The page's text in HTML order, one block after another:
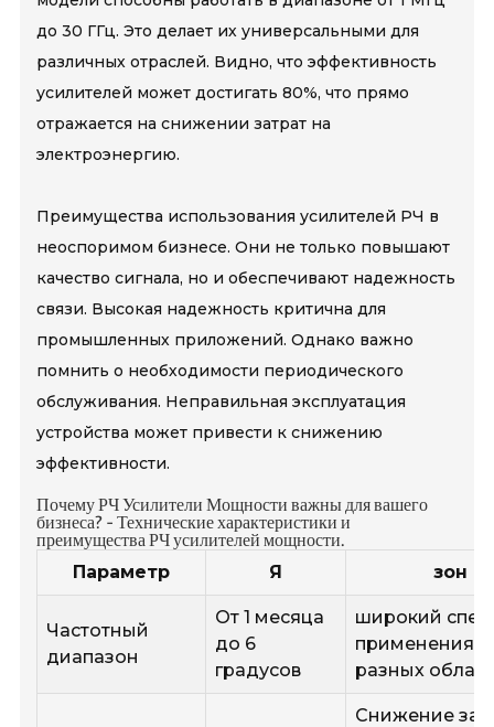
до 30 ГГц. Это делает их универсальными для
различных отраслей. Видно, что эффективность
усилителей может достигать 80%, что прямо
отражается на снижении затрат на
электроэнергию.
Преимущества использования усилителей РЧ в
неоспоримом бизнесе. Они не только повышают
качество сигнала, но и обеспечивают надежность
связи. Высокая надежность критична для
промышленных приложений. Однако важно
помнить о необходимости периодического
обслуживания. Неправильная эксплуатация
устройства может привести к снижению
эффективности.
Почему РЧ Усилители Мощности важны для вашего
бизнеса? - Технические характеристики и
преимущества РЧ усилителей мощности.
Параметр
Я зон
Частотный
диапазон
От 1 месяца
до 6
градусов
широкий
применения в
разных
Снижение